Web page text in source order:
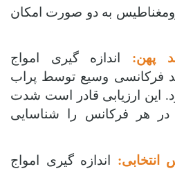
به دو صورت امکان
پهن: اندازه گیری امواج
فرکانسی وسیع توسط پراب
این ارزیابی قادر است شدت
در هر فرکانس را شناسایی
انتخابی: اندازه گیری امواج